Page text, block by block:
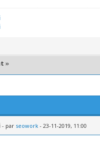
»
- par seowork - 23-11-2019, 11:00